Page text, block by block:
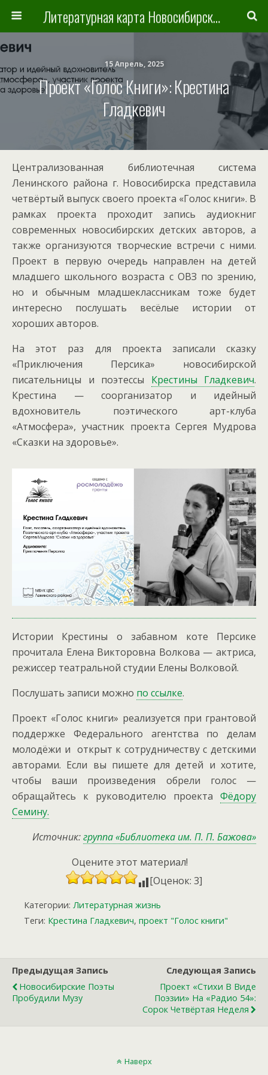
Литературная карта Новосибирска и Новосибирской области
15 Апрель, 2025
Проект «Голос Книги»: Крестина
Гладкевич
Централизованная библиотечная система
Ленинского района г. Новосибирска представила
четвёртый выпуск своего проекта «Голос книги». В
рамках проекта проходит запись аудиокниг
современных новосибирских детских авторов, а
также организуются творческие встречи с ними.
Проект в первую очередь направлен на детей
младшего школьного возраста с ОВЗ по зрению,
но и обычным младшеклассникам тоже будет
интересно послушать весёлые истории от
хороших авторов.
На этот раз для проекта записали сказку
«Приключения Персика» новосибирской
писательницы и поэтессы Крестины Гладкевич.
Крестина — соорганизатор и идейный
вдохновитель поэтического арт-клуба
«Атмосфера», участник проекта Сергея Мудрова
«Сказки на здоровье».
Истории Крестины о забавном коте Персике
прочитала Елена Викторовна Волкова — актриса,
режиссер театральной студии Елены Волковой.
Послушать записи можно по ссылке.
Проект «Голос книги» реализуется при грантовой
поддержке Федерального агентства по делам
молодёжи и открыт к сотрудничеству с детскими
авторами. Если вы пишете для детей и хотите,
чтобы ваши произведения обрели голос —
обращайтесь к руководителю проекта Фёдору
Семину.
Источник:группа «Библиотека им. П. П. Бажова»
Оцените этот материал!
[Оценок: 3]
Категории: Литературная жизнь
Теги: Крестина Гладкевич, проект "Голос книги"
Предыдущая Запись
Новосибирские Поэты
Пробудили Музу
Следующая Запись
Проект «Стихи В Виде
Поэзии» На «Радио 54»:
Сорок Четвёртая Неделя
Наверх